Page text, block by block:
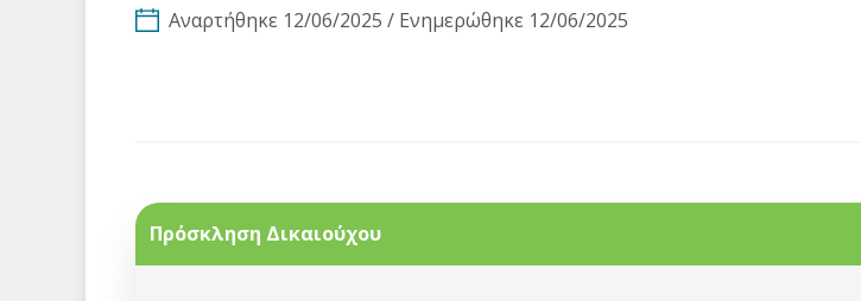
Αναρτήθηκε 12/06/2025 / Ενημερώθηκε 12/06/2025
Πρόσκληση Δικαιούχου